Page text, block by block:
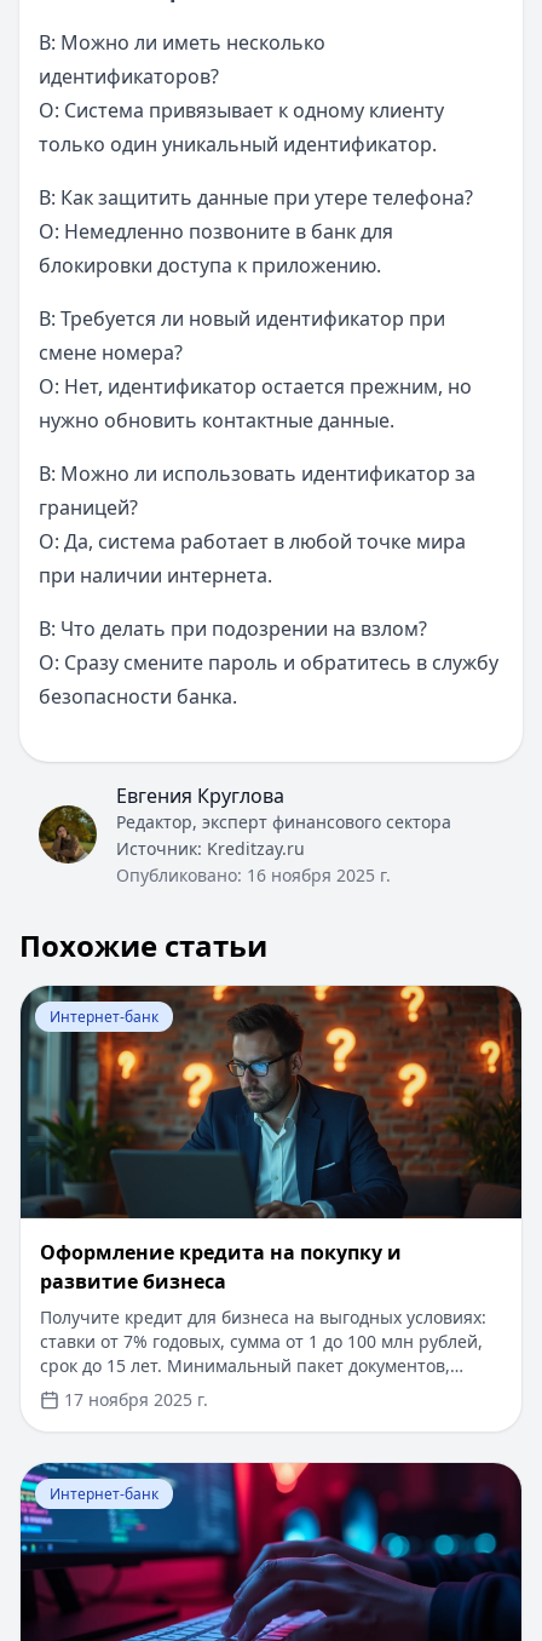
В: Можно ли иметь несколько
идентификаторов?
О: Система привязывает к одному клиенту
только один уникальный идентификатор.
В: Как защитить данные при утере телефона?
О: Немедленно позвоните в банк для
блокировки доступа к приложению.
В: Требуется ли новый идентификатор при
смене номера?
О: Нет, идентификатор остается прежним, но
нужно обновить контактные данные.
В: Можно ли использовать идентификатор за
границей?
О: Да, система работает в любой точке мира
при наличии интернета.
В: Что делать при подозрении на взлом?
О: Сразу смените пароль и обратитесь в службу
безопасности банка.
Евгения Круглова
Редактор, эксперт финансового сектора
Источник: Kreditzay.ru
Опубликовано: 16 ноября 2025 г.
Похожие статьи
Перейти к статье: Оформление кредита на покупку и
Интернет-банк
Оформление кредита на покупку и
развитие бизнеса
Получите кредит для бизнеса на выгодных условиях:
ставки от 7% годовых, сумма от 1 до 100 млн рублей,
срок до 15 лет. Минимальный пакет документов,
рассмотрение заявки от 2 часов. Специальные
программы для начинающих предпринимателей.
Онлайн-заявка, персональный менеджер, гибкий
график погашения. Одобрение даже при небольшом
сроке работы бизнеса.
17 ноября 2025 г.
Перейти к статье: Риски и вероятность отзыва
Интернет-банк